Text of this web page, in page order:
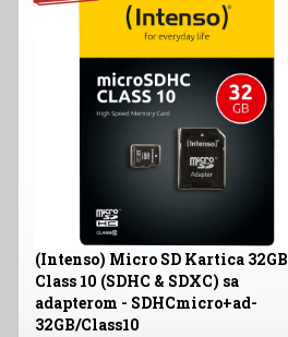
(Intenso) Micro SD Kartica 32GB
Class 10 (SDHC & SDXC) sa
adapterom - SDHCmicro+ad-
32GB/Class10